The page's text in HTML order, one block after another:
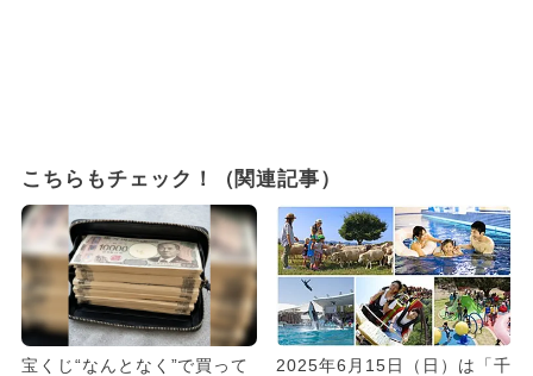
こちらもチェック！（関連記事）
宝くじ“なんとなく”で買って
2025年6月15日（日）は「千